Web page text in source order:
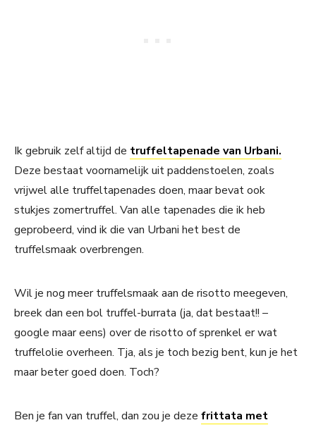
Ik gebruik zelf altijd de truffeltapenade van Urbani.
Deze bestaat voornamelijk uit paddenstoelen, zoals
vrijwel alle truffeltapenades doen, maar bevat ook
stukjes zomertruffel. Van alle tapenades die ik heb
geprobeerd, vind ik die van Urbani het best de
truffelsmaak overbrengen.
Wil je nog meer truffelsmaak aan de risotto meegeven,
breek dan een bol truffel-burrata (ja, dat bestaat!! –
google maar eens) over de risotto of sprenkel er wat
truffelolie overheen. Tja, als je toch bezig bent, kun je het
maar beter goed doen. Toch?
Ben je fan van truffel, dan zou je deze frittata met